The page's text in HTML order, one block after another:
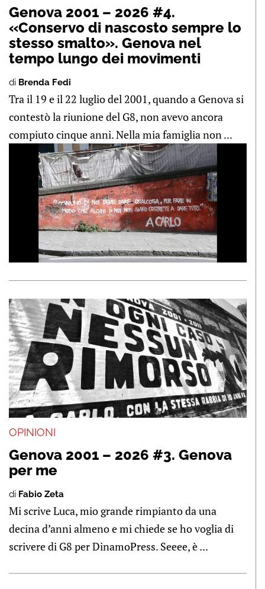
Genova 2001 – 2026 #4.
«Conservo di nascosto sempre lo
stesso smalto». Genova nel
tempo lungo dei movimenti
di Brenda Fedi
Tra il 19 e il 22 luglio del 2001, quando a Genova si
contestò la riunione del G8, non avevo ancora
compiuto cinque anni. Nella mia famiglia non ...
OPINIONI
Genova 2001 – 2026 #3. Genova
per me
di Fabio Zeta
Mi scrive Luca, mio grande rimpianto da una
decina d’anni almeno e mi chiede se ho voglia di
scrivere di G8 per DinamoPress. Seeee, è ...